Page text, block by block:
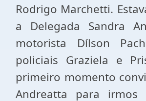
Rodrigo Marchetti.
a Delegada Sandra
motorista Dílson
policiais Graziela e
primeiro momento
Andreatta para irmos